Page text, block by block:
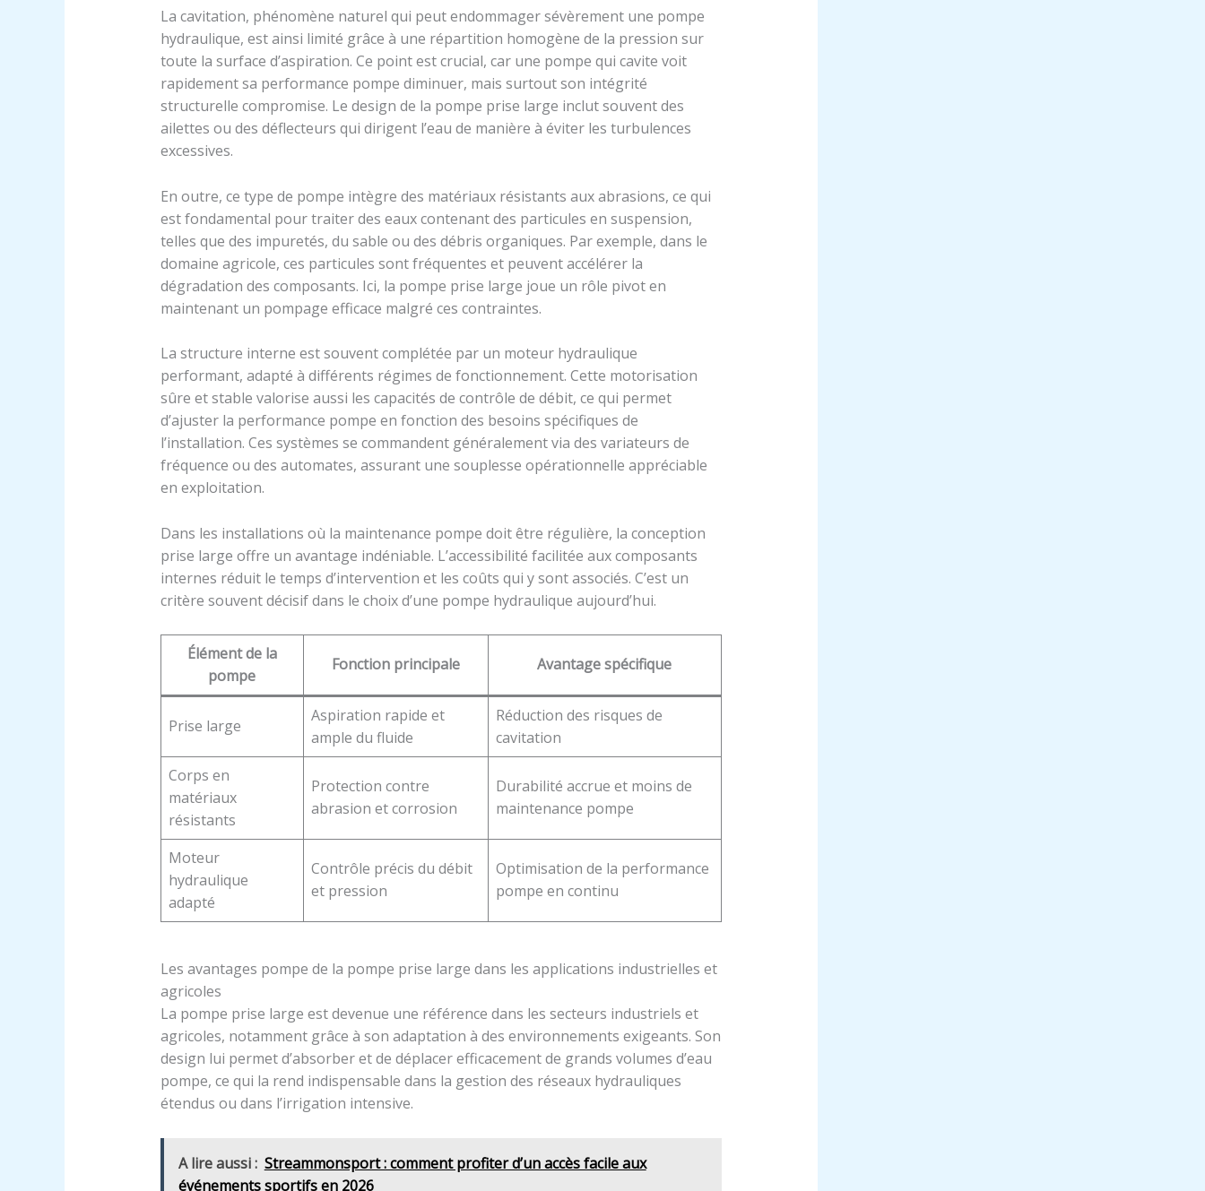
La cavitation, phénomène naturel qui peut endommager sévèrement une pompe
hydraulique, est ainsi limité grâce à une répartition homogène de la pression sur
toute la surface d’aspiration. Ce point est crucial, car une pompe qui cavite voit
rapidement sa performance pompe diminuer, mais surtout son intégrité
structurelle compromise. Le design de la pompe prise large inclut souvent des
ailettes ou des déflecteurs qui dirigent l’eau de manière à éviter les turbulences
excessives.
En outre, ce type de pompe intègre des matériaux résistants aux abrasions, ce qui
est fondamental pour traiter des eaux contenant des particules en suspension,
telles que des impuretés, du sable ou des débris organiques. Par exemple, dans le
domaine agricole, ces particules sont fréquentes et peuvent accélérer la
dégradation des composants. Ici, la pompe prise large joue un rôle pivot en
maintenant un pompage efficace malgré ces contraintes.
La structure interne est souvent complétée par un moteur hydraulique
performant, adapté à différents régimes de fonctionnement. Cette motorisation
sûre et stable valorise aussi les capacités de contrôle de débit, ce qui permet
d’ajuster la performance pompe en fonction des besoins spécifiques de
l’installation. Ces systèmes se commandent généralement via des variateurs de
fréquence ou des automates, assurant une souplesse opérationnelle appréciable
en exploitation.
Dans les installations où la maintenance pompe doit être régulière, la conception
prise large offre un avantage indéniable. L’accessibilité facilitée aux composants
internes réduit le temps d’intervention et les coûts qui y sont associés. C’est un
critère souvent décisif dans le choix d’une pompe hydraulique aujourd’hui.
Élément de la
pompe
Fonction principale Avantage spécifique
Prise large
Aspiration rapide et
ample du fluide
Réduction des risques de
cavitation
Corps en
matériaux
résistants
Protection contre
abrasion et corrosion
Durabilité accrue et moins de
maintenance pompe
Moteur
hydraulique
adapté
Contrôle précis du débit
et pression
Optimisation de la performance
pompe en continu
Les avantages pompe de la pompe prise large dans les applications industrielles et
agricoles
La pompe prise large est devenue une référence dans les secteurs industriels et
agricoles, notamment grâce à son adaptation à des environnements exigeants. Son
design lui permet d’absorber et de déplacer efficacement de grands volumes d’eau
pompe, ce qui la rend indispensable dans la gestion des réseaux hydrauliques
étendus ou dans l’irrigation intensive.
A lire aussi : Streammonsport : comment profiter d’un accès facile aux
événements sportifs en 2026